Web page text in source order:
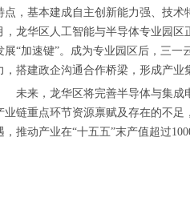
点，基本建成自主创新能力强、技
，龙华区人工智能与半导体专业园
展“加速键”。成为专业园区后，三
，搭建政企沟通合作桥梁，形成产业
未来，龙华区将完善半导体与集成
业链重点环节资源禀赋及存在的不足
，推动产业在“十五五”末产值超过